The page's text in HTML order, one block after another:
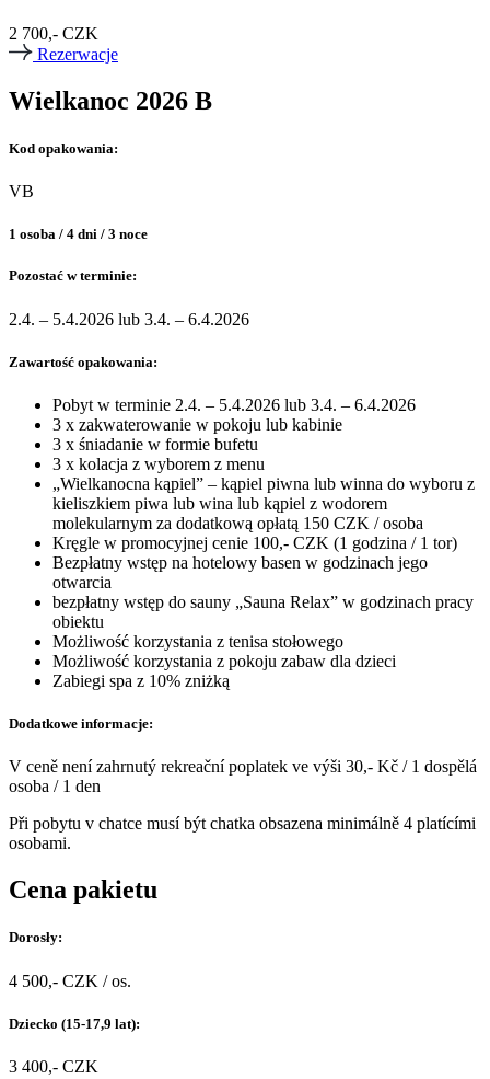
2 700,- CZK
Rezerwacje
Wielkanoc 2026 B
Kod opakowania:
VB
1 osoba / 4 dni / 3 noce
Pozostać w terminie:
2.4. – 5.4.2026 lub 3.4. – 6.4.2026
Zawartość opakowania:
Pobyt w terminie 2.4. – 5.4.2026 lub 3.4. – 6.4.2026
3 x zakwaterowanie w pokoju lub kabinie
3 x śniadanie w formie bufetu
3 x kolacja z wyborem z menu
„Wielkanocna kąpiel” – kąpiel piwna lub winna do wyboru z
kieliszkiem piwa lub wina lub kąpiel z wodorem
molekularnym za dodatkową opłatą 150 CZK / osoba
Kręgle w promocyjnej cenie 100,- CZK (1 godzina / 1 tor)
Bezpłatny wstęp na hotelowy basen w godzinach jego
otwarcia
bezpłatny wstęp do sauny „Sauna Relax” w godzinach pracy
obiektu
Możliwość korzystania z tenisa stołowego
Możliwość korzystania z pokoju zabaw dla dzieci
Zabiegi spa z 10% zniżką
Dodatkowe informacje:
V ceně není zahrnutý rekreační poplatek ve výši 30,- Kč / 1 dospělá
osoba / 1 den
Při pobytu v chatce musí být chatka obsazena minimálně 4 platícími
osobami.
Cena pakietu
Dorosły:
4 500,- CZK / os.
Dziecko (15-17,9 lat):
3 400,- CZK